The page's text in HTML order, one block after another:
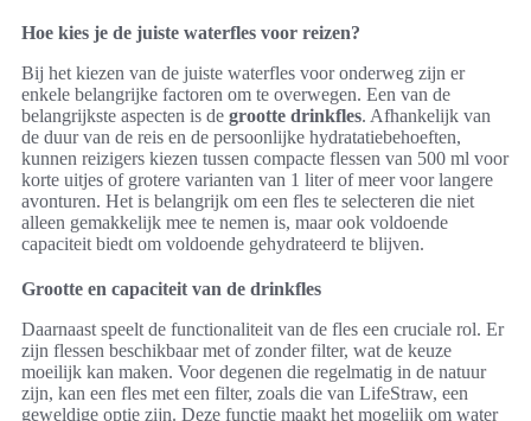
Hoe kies je de juiste waterfles voor reizen?
Bij het kiezen van de juiste waterfles voor onderweg zijn er
enkele belangrijke factoren om te overwegen. Een van de
belangrijkste aspecten is de grootte drinkfles. Afhankelijk van
de duur van de reis en de persoonlijke hydratatiebehoeften,
kunnen reizigers kiezen tussen compacte flessen van 500 ml voor
korte uitjes of grotere varianten van 1 liter of meer voor langere
avonturen. Het is belangrijk om een fles te selecteren die niet
alleen gemakkelijk mee te nemen is, maar ook voldoende
capaciteit biedt om voldoende gehydrateerd te blijven.
Grootte en capaciteit van de drinkfles
Daarnaast speelt de functionaliteit van de fles een cruciale rol. Er
zijn flessen beschikbaar met of zonder filter, wat de keuze
moeilijk kan maken. Voor degenen die regelmatig in de natuur
zijn, kan een fles met een filter, zoals die van LifeStraw, een
geweldige optie zijn. Deze functie maakt het mogelijk om water